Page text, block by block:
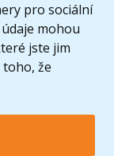
pro sociální
mohou
jste jim
že